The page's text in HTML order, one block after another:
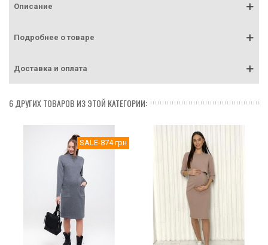
Описание
Подробнее о товаре
Доставка и оплата
6 ДРУГИХ ТОВАРОВ ИЗ ЭТОЙ КАТЕГОРИИ:
SALE-874 грн